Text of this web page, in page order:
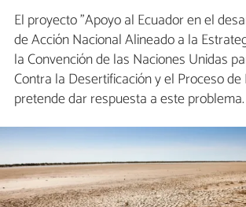
El proyecto "Apoyo al Ecuador en el
de Acción Nacional Alineado a la
la Convención de las Naciones Unidas
Contra la Desertificación y el Proceso de
pretende dar respuesta a este problema.